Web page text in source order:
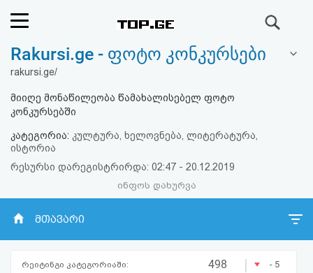
რეიტინგი
კითხვა-
ავტორიზაცია
რეგისტრაცია
Rakursi.ge - ფოტო კონკურსები
rakursi.ge/
მიიღე მონაწილეობა წამახალისებელ ფოტო
კონკურსებში
კატეგორია: კულტურა, ხელოვნება, ლიტერატურა,
ისტორია
რესურსი დარეგისტრირდა: 02:47 - 20.12.2019
ინფოს დახურვა
მთავარი
რეიტინგი კატეგორიაში: 498 | - 5